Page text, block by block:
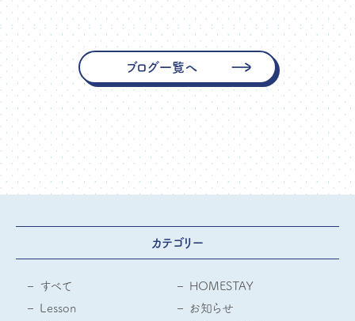
ブログ一覧へ
カテゴリー
すべて
HOMESTAY
Lesson
お知らせ